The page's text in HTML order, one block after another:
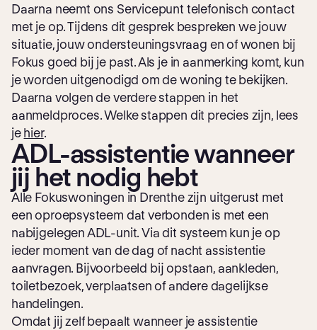
Daarna neemt ons Servicepunt telefonisch contact
met je op. Tijdens dit gesprek bespreken we jouw
situatie, jouw ondersteuningsvraag en of wonen bij
Fokus goed bij je past. Als je in aanmerking komt, kun
je worden uitgenodigd om de woning te bekijken.
Daarna volgen de verdere stappen in het
aanmeldproces. Welke stappen dit precies zijn, lees
jehier.
ADL-assistentie wanneer
jij het nodig hebt
Alle Fokuswoningen in Drenthe zijn uitgerust met
een oproepsysteem dat verbonden is met een
nabijgelegen ADL-unit. Via dit systeem kun je op
ieder moment van de dag of nacht assistentie
aanvragen. Bijvoorbeeld bij opstaan, aankleden,
toiletbezoek, verplaatsen of andere dagelijkse
handelingen.
Omdat jij zelf bepaalt wanneer je assistentie